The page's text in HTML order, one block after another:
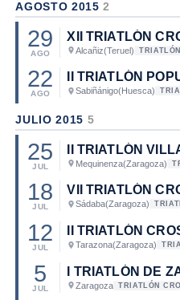
AGOSTO 20152
29
AGO Alcañiz(Teruel)
22
AGO Sabiñánigo(Huesca)
JULIO 2015 5
25
JUL Mequinenza(Zaragoza)
18
JUL Sádaba(Zaragoza)
12
JUL Tarazona(Zaragoza)
5
JUL
I TRIATLÓN DE
Zaragoza TRIATLÓN